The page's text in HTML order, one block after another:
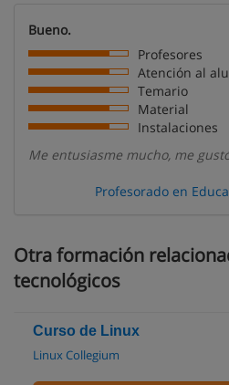
Bueno.
Profesores
Atención al
Temario
Material
Instalaciones
Me entusiasme mucho, me
Profesorado en
Otra formación
tecnológicos
Curso de Linux
Linux Collegium